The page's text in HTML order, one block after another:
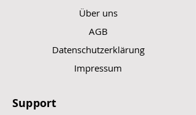
Über uns
AGB
Datenschutzerklärung
Impressum
Support